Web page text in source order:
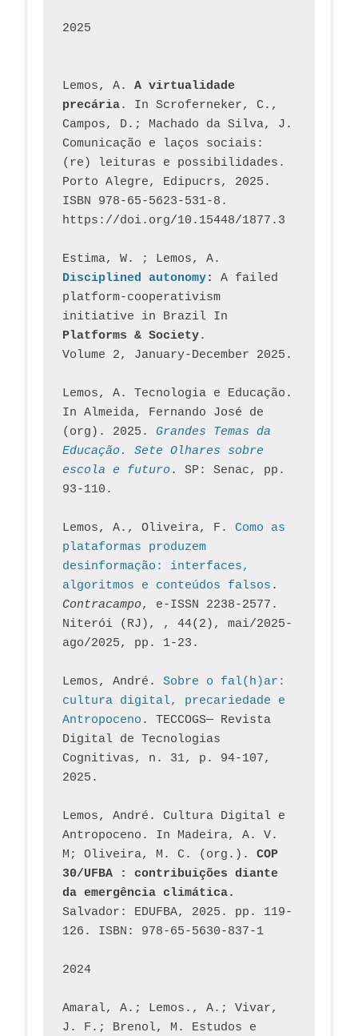
2025
Lemos, A. A virtualidade
precária. In Scroferneker, C.,
Campos, D.; Machado da Silva, J.
Comunicação e laços sociais:
(re) leituras e possibilidades.
Porto Alegre, Edipucrs, 2025.
ISBN 978-65-5623-531-8.
https://doi.org/10.15448/1877.3
Estima, W. ; Lemos, A.
Disciplined autonomy: A failed
platform-cooperativism
initiative in Brazil In
Platforms & Society.
Volume 2, January-December 2025.
Lemos, A. Tecnologia e Educação.
In Almeida, Fernando José de
(org). 2025. Grandes Temas da
Educação. Sete Olhares sobre
escola e futuro. SP: Senac, pp.
93-110.
Lemos, A., Oliveira, F. Como as
plataformas produzem
desinformação: interfaces,
algoritmos e conteúdos falsos
Contracampo, e-ISSN 2238-2577.
Niterói (RJ), , 44(2), mai/2025-
ago/2025, pp. 1-23.
Lemos, André. Sobre o fal(h)ar:
cultura digital, precariedade e
Antropoceno . TECCOGS— Revista
Digital de Tecnologias
Cognitivas, n. 31, p. 94-107,
2025.
Lemos, André. Cultura Digital e
Antropoceno. In Madeira, A. V.
M; Oliveira, M. C. (org.). COP
30/UFBA : contribuições diante
da emergência climática.
Salvador: EDUFBA, 2025. pp. 119-
126. ISBN: 978-65-5630-837-1
2024
Amaral, A.; Lemos., A.; Vivar,
J. F.; Brenol, M. Estudos e